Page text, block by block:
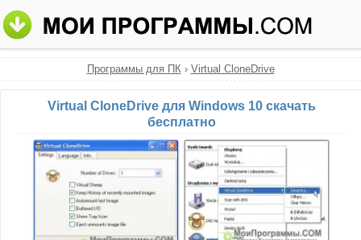
Программы для ПК› Virtual CloneDrive
Virtual CloneDrive для Windows 10 скачать
бесплатно